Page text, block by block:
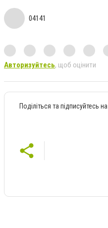
04141
Авторизуйтесь, щоб оцінити
Поділіться та підписуйтесь